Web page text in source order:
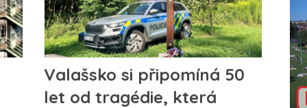
Valašsko si připomíná 50
let od tragédie, která